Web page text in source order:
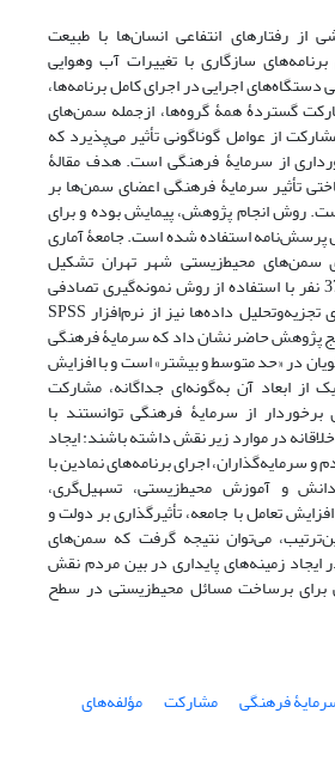
از رفتارهای انتفاعی انسان‌ها با طبیعت
سازگاری با تغییرات آب ‌و‌هوایی
دستگاه‌های اجرایی در اجرای کامل برنامه‌ها،
گستردۀ همۀ گروه‌ها، ازجمله سمن‌های
از عوامل گوناگونی تأثیر می‌پذیرد که
از سرمایۀ فرهنگی است. هدف مقالۀ
تأثیر سرمایۀ فرهنگی اعضای سمن‌ها بر
روش انجام پژوهش، پیمایش بوده و برای
پرسش‌نامه استفاده شده است. جامعۀ آماری
سمن‌های محیط‌زیستی شهر تهران تشکیل
داده‌اند. حجم نمونۀ 376 نفر با استفاده از روش نمونه‌گیری تصادفی
نسبی انتخاب شد و برای تجزیه‌و‌تحلیل داده‌ها نیز از نرم‌افزار SPSS
پژوهش حاضر نشان داد که سرمایۀ فرهنگی
در «حد متوسط و بیشتر» است و با افزایش
از ابعاد آن به‌‌گونه‌ای جداگانه، مشارکت
از سرمایۀ فرهنگی توانستند با
‌در موارد زیر نقش داشته باشند: ایجاد
و سرمایه‌گذاران، اجرای برنامه‌های نمادین با
و آموزش محیط‌زیستی، تسهیل‌گری،
تعامل با جامعه، تأثیرگذاری بر دولت و
می‌توان نتیجه گرفت که سمن‌های
ایجاد زمینه‌های پایداری در بین مردم نقش
برای برساخت مسائل محیط‌زیستی در سطح
فرهنگی مشارکت مؤلفه‌های